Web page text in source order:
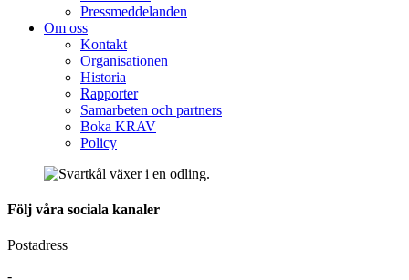
Pressmeddelanden
Om oss
Kontakt
Organisationen
Historia
Rapporter
Samarbeten och partners
Boka KRAV
Policy
Följ våra sociala kanaler
Postadress
-